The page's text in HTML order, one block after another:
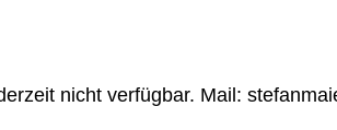
nicht verfügbar. Mail: